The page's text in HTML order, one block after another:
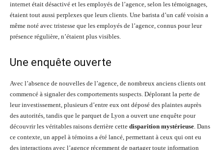
internet était désactivé et les employés de l’agence, selon les témoignages,
étaient tout aussi perplexes que leurs clients. Une barista d’un café voisin a
même noté avec tristesse que les employés de l’agence, connus pour leur
présence régulière, n’étaient plus visibles.
Une enquête ouverte
Avec l’absence de nouvelles de l’agence, de nombreux anciens clients ont
commencé à signaler des comportements suspects. Déplorant la perte de
leur investissement, plusieurs d’entre eux ont déposé des plaintes auprès
des autorités, tandis que le parquet de Lyon a ouvert une enquête pour
découvrir les véritables raisons derrière cette disparition mystérieuse. Dans
ce contexte, un appel à témoins a été lancé, permettant à ceux qui ont eu
des interactions avec l’agence récemment de partager toute information